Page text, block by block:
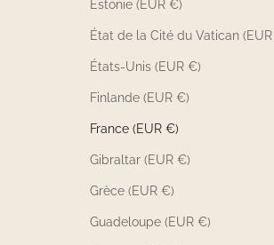
Estonie (EUR €)
État de la Cité du Vatican
États-Unis (EUR €)
Finlande (EUR €)
France (EUR €)
Gibraltar (EUR €)
Grèce (EUR €)
Guadeloupe (EUR €)